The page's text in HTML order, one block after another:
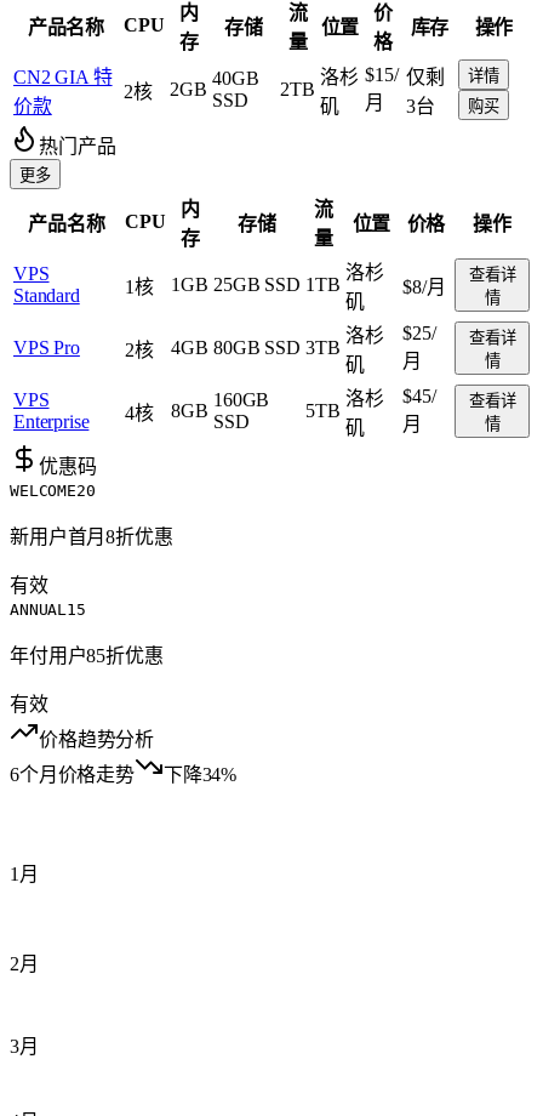
产品名称 CPU
内
存
存储
流
量
位置
价
格
库存 操作
CN2 GIA 特
价款
2核 2GB
40GB
SSD
2TB
洛杉
矶
$15/
月
仅剩
3台
详情
购买
热门产品
更多
产品名称 CPU
内
存
存储
流
量
位置 价格 操作
VPS
Standard
1核 1GB 25GB SSD 1TB
洛杉
矶
$8/月
查看详
情
VPS Pro 2核 4GB 80GB SSD 3TB
洛杉
矶
$25/
月
查看详
情
VPS
Enterprise
4核 8GB
160GB
SSD
5TB
洛杉
矶
$45/
月
查看详
情
优惠码
WELCOME20
新用户首月8折优惠
有效
ANNUAL15
年付用户85折优惠
有效
价格趋势分析
6个月价格走势
下降34%
1月
2月
3月